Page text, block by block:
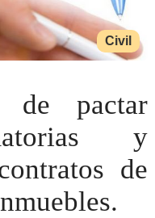
Civil
de pactar
y
de